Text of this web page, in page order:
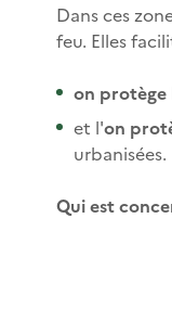
Dans ces
feu. Elles
on protège
et l'on
urbanisées.
Qui est